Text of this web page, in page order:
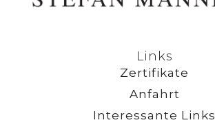
Links
Zertifikate
Anfahrt
Interessante Links